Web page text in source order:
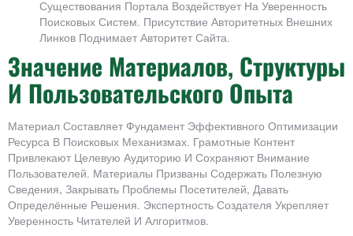
Существования Портала Воздействует На Уверенность
Поисковых Систем. Присутствие Авторитетных Внешних
Линков Поднимает Авторитет Сайта.
Значение Материалов, Структуры
И Пользовательского Опыта
Материал Составляет Фундамент Эффективного Оптимизации
Ресурса В Поисковых Механизмах. Грамотные Контент
Привлекают Целевую Аудиторию И Сохраняют Внимание
Пользователей. Материалы Призваны Содержать Полезную
Сведения, Закрывать Проблемы Посетителей, Давать
Определённые Решения. Экспертность Создателя Укрепляет
Уверенность Читателей И Алгоритмов.